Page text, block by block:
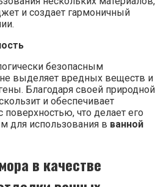
и создает гармоничный
безопасным
выделяет вредных веществ и
Благодаря своей природной
и обеспечивает
что делает его
для использования в ванной
в качестве